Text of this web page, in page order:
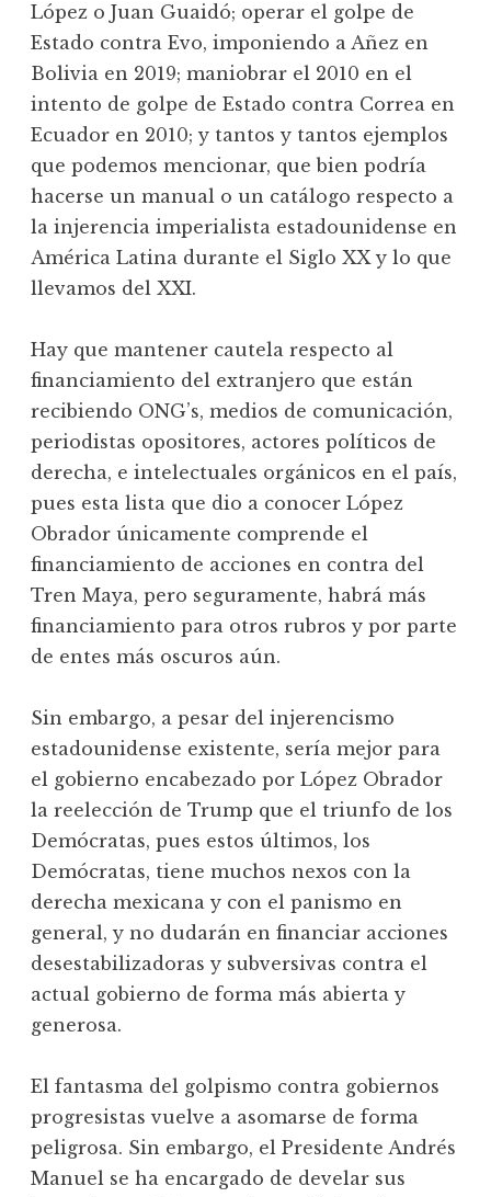
López o Juan Guaidó; operar el golpe de
Estado contra Evo, imponiendo a Añez en
Bolivia en 2019; maniobrar el 2010 en el
intento de golpe de Estado contra Correa en
Ecuador en 2010; y tantos y tantos ejemplos
que podemos mencionar, que bien podría
hacerse un manual o un catálogo respecto a
la injerencia imperialista estadounidense en
América Latina durante el Siglo XX y lo que
llevamos del XXI.
Hay que mantener cautela respecto al
financiamiento del extranjero que están
recibiendo ONG’s, medios de comunicación,
periodistas opositores, actores políticos de
derecha, e intelectuales orgánicos en el país,
pues esta lista que dio a conocer López
Obrador únicamente comprende el
financiamiento de acciones en contra del
Tren Maya, pero seguramente, habrá más
financiamiento para otros rubros y por parte
de entes más oscuros aún.
Sin embargo, a pesar del injerencismo
estadounidense existente, sería mejor para
el gobierno encabezado por López Obrador
la reelección de Trump que el triunfo de los
Demócratas, pues estos últimos, los
Demócratas, tiene muchos nexos con la
derecha mexicana y con el panismo en
general, y no dudarán en financiar acciones
desestabilizadoras y subversivas contra el
actual gobierno de forma más abierta y
generosa.
El fantasma del golpismo contra gobiernos
progresistas vuelve a asomarse de forma
peligrosa. Sin embargo, el Presidente Andrés
Manuel se ha encargado de develar sus